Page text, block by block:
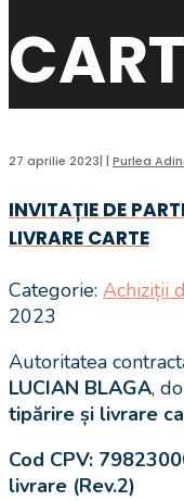
27 aprilie 2023| | Purlea
INVITAȚIE DE
LIVRARE CARTE
Categorie: Achiziții
2023
Autoritatea
LUCIAN BLAGA,
tipărire și livrare
Cod CPV:
livrare (Rev.2)